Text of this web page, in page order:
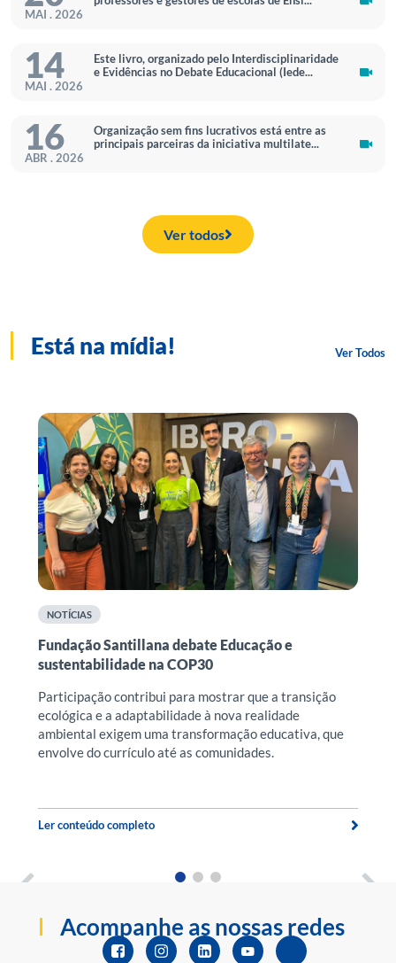
MAI . 2026
14
MAI . 2026
Este livro, organizado pelo Interdisciplinaridade
e Evidências no Debate Educacional (Iede...
16
ABR . 2026
Organização sem fins lucrativos está entre as
principais parceiras da iniciativa multilate...
Ver todos
Está na mídia! Ver Todos
NOTÍCIAS
Fundação Santillana debate Educação e
sustentabilidade na COP30
Participação contribui para mostrar que a transição
ecológica e a adaptabilidade à nova realidade
ambiental exigem uma transformação educativa, que
envolve do currículo até as comunidades.
Ler conteúdo completo
Acompanhe as nossas redes